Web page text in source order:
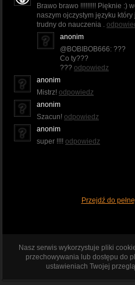
Brawo brawo !!!!!!!!! Pięknie :)
naszym ojczystym języku
trudny do nauczenia .
anonim
@BOBIBOB666: ???
Co ty???
??? odpowiedz
anonim
Mistrz! odpowiedz
anonim
Szacun! odpowiedz
anonim
super !!!! odpowiedz
Przejdź do
Nasz serwis wykorzystuje pliki
przechowywania lub dostępu do
ustawieniach Twojej